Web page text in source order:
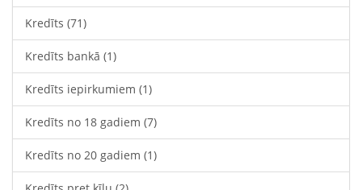
Kredīts (71)
Kredīts bankā (1)
Kredīts iepirkumiem (1)
Kredīts no 18 gadiem (7)
Kredīts no 20 gadiem (1)